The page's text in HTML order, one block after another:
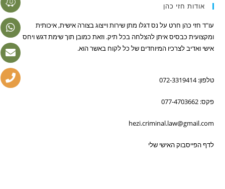
אודות חזי כהן
עו"ד חזי כהן חרט על נס דגלו מתן שירות וייצוג בצורה אישית, איכותית
ומקצועית כבסיס איתן להצלחה בכל תיק. וזאת כמובן תוך שימת דגש ויחס
אישי ואדיב לצרכיו המיוחדים של כל לקוח באשר הוא.
טלפון: 072-3319414
פקס: 077-4703662
hezi.criminal.law@gmail.com
לדף הפייסבוק האישי שלי